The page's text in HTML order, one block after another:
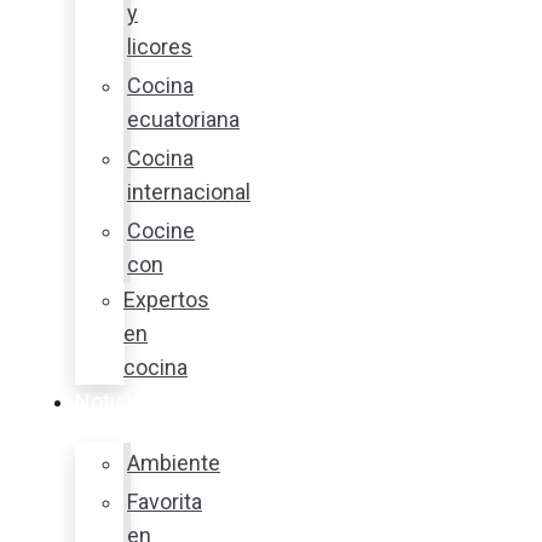
y
licores
Cocina
ecuatoriana
Cocina
internacional
Cocine
con
Expertos
en
cocina
Ambiente
Favorita
en